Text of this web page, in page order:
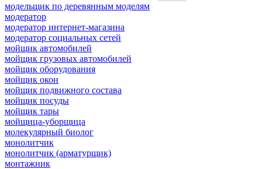
модельщик по деревянным моделям
модератор
модератор интернет-магазина
модератор социальных сетей
мойщик автомобилей
мойщик грузовых автомобилей
мойщик оборудования
мойщик окон
мойщик подвижного состава
мойщик посуды
мойщик тары
мойщица-уборщица
молекулярный биолог
монолитчик
монолитчик (арматурщик)
монтажник